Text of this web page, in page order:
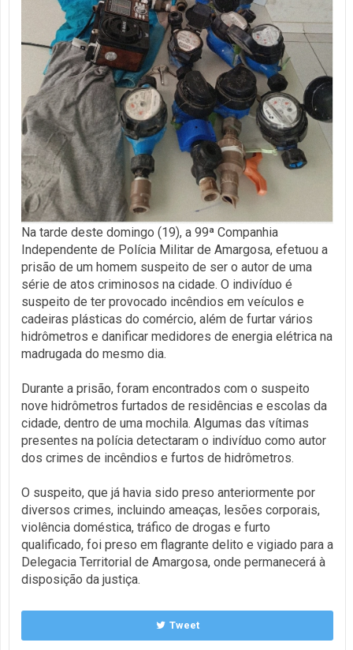
Na tarde deste domingo (19), a 99ª Companhia
Independente de Polícia Militar de Amargosa, efetuou a
prisão de um homem suspeito de ser o autor de uma
série de atos criminosos na cidade. O indivíduo é
suspeito de ter provocado incêndios em veículos e
cadeiras plásticas do comércio, além de furtar vários
hidrômetros e danificar medidores de energia elétrica na
madrugada do mesmo dia.
Durante a prisão, foram encontrados com o suspeito
nove hidrômetros furtados de residências e escolas da
cidade, dentro de uma mochila. Algumas das vítimas
presentes na polícia detectaram o indivíduo como autor
dos crimes de incêndios e furtos de hidrômetros.
O suspeito, que já havia sido preso anteriormente por
diversos crimes, incluindo ameaças, lesões corporais,
violência doméstica, tráfico de drogas e furto
qualificado, foi preso em flagrante delito e vigiado para a
Delegacia Territorial de Amargosa, onde permanecerá à
disposição da justiça.
Tweet